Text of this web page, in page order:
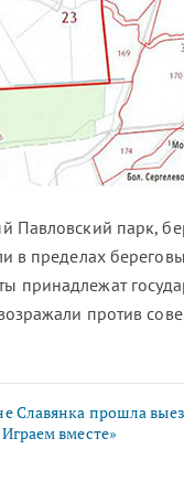
Павловский парк,
в пределах
принадлежат
против
Славянка прошла
вместе»